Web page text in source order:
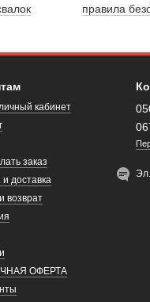
правила
кабинет
заказ
доставка
возврат
ОФЕРТА